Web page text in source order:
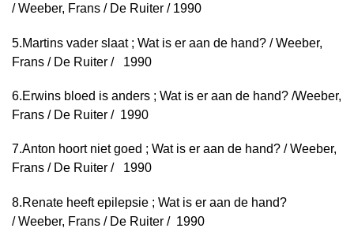
/Weeber, Frans / De Ruiter / 1990
5.Martins vader slaat ; Wat is er aan de hand? /Weeber,
Frans / De Ruiter / 1990
6.Erwins bloed is anders ; Wat is er aan de hand? /Weeber,
Frans / De Ruiter / 1990
7.Anton hoort niet goed ; Wat is er aan de hand? /Weeber,
Frans / De Ruiter / 1990
8.Renate heeft epilepsie ; Wat is er aan de hand?
/Weeber, Frans / De Ruiter / 1990